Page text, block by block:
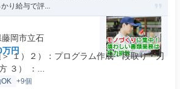
り給与で評...
岡市立石
円
１）２）：プログラム作成・段取り・刃
３） ：...
+9個